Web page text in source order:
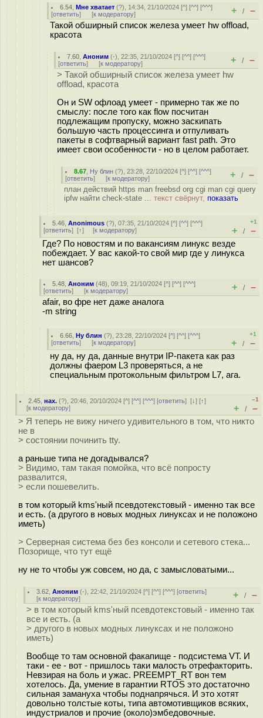
6.54 ,Мне хватает (?), 14:34, 21/10/2024 [^] [^^] [^^^]
[ответить] [к модератору] + / –
Такой обширный список железа умеет hw offload,
красота
7.60 ,Аноним (-), 22:35, 21/10/2024 [^] [^^] [^^^]
[ответить] [к модератору] + / –
> Такой обширный список железа умеет hw
offload, красота
Он и SW офлоад умеет - примерно так же по
смыслу: после того как flow посчитан
подлежащим пропуску, можно заскипать
большую часть процессинга и отпуливать
пакеты в софтварный вариант fast path. Это
имеет свои особенности - но в целом работает.
8.67 Ну блин (?), 23:28, 22/10/2024 [^] [^^] [^^^]
[ответить] [к модератору] + / –
план действий https man freebsd org cgi man cgi query
ipfw найти check-state ... текст свёрнут, показать
5.46 ,Anonimous (?), 07:35, 21/10/2024 [^] [^^] [^^^]
[ответить] [↑] [к модератору]
+1
+ / –
Где? По новостям и по вакансиям линукс везде
побеждает. У вас какой-то свой мир где у линукса
нет шансов?
5.48 ,Аноним (48), 09:19, 21/10/2024 [^] [^^] [^^^]
[ответить] [к модератору] + / –
afair, во фре нет даже аналога
-m string
6.66 ,Ну блин (?), 23:28, 22/10/2024 [^] [^^] [^^^]
[ответить] [к модератору]
+1
+ / –
ну да, ну да, данные внутри IP-пакета как раз
должны фаером L3 проверяться, а не
специальным протокольным фильтром L7, ага.
2.45 ,нах. (?), 20:46, 20/10/2024 [^] [^^] [^^^] [ответить][↓] [↑]
[к модератору]
–1
+ / –
> Я теперь не вижу ничего удивительного в том, что никто
не в
> состоянии починить tty.
а раньше типа не догадывался?
> Видимо, там такая помойка, что всё попросту
развалится,
> если пошевелить.
в том который kms'ный псевдотекстовый - именно так все
и есть. (а другого в новых модных линуксах и не положоно
иметь)
> Серверная система без без консоли и сетевого стека...
Позорище, что тут ещё
ну не то чтобы уж совсем, но да, с замысловатыми...
3.62 ,Аноним (-), 22:42, 21/10/2024 [^] [^^] [^^^] [ответить]
[к модератору] + / –
> в том который kms'ный псевдотекстовый - именно так
все и есть. (а
> другого в новых модных линуксах и не положоно
иметь)
Вообще то там основной факапище - подсистема VT. И
таки - ее - вот - пришлось таки малость отрефакторить.
Невзирая на боль и ужас. PREEMPT_RT вон тем
хотелось. Да, умение в гарантии RTOS это достаточно
сильная замануха чтобы поднапрячься. И это хотят
довольно толстые коты, типа автомотивщиков всяких,
индустриалов и прочие (около)эмбедовочные.